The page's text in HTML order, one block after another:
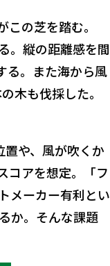
の芝を踏む。
。縦の距離感を間
る。また海から風
木も伐採した。
や、風が吹くか
コアを想定。「フ
メーカー有利とい
か。そんな課題